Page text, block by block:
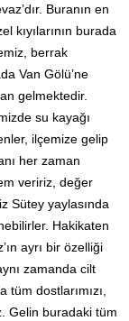
Buranın en
kıyılarının burada
berrak
Van Gölü’ne
gelmektedir.
su kayağı
ilçemize gelip
her zaman
veririz, değer
Sütey yaylasında
Hakikaten
ayrı bir özelliği
zamanda cilt
dostlarımızı,
Gelin buradaki tüm